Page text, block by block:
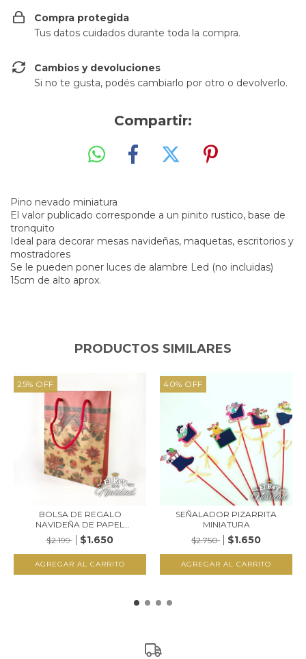
Compra protegida
Tus datos cuidados durante toda la compra.
Cambios y devoluciones
Si no te gusta, podés cambiarlo por otro o devolverlo.
Compartir:
Pino nevado miniatura
El valor publicado corresponde a un pinito rustico, base de
tronquito
Ideal para decorar mesas navideñas, maquetas, escritorios y
mostradores
Se le pueden poner luces de alambre Led (no incluidas)
15cm de alto aprox.
PRODUCTOS SIMILARES
25% OFF
BOLSA DE REGALO
NAVIDEÑA DE PAPEL
MADERA...
$2.199 $1.650
40% OFF
SEÑALADOR PIZARRITA
MINIATURA
$2.750
$1.650